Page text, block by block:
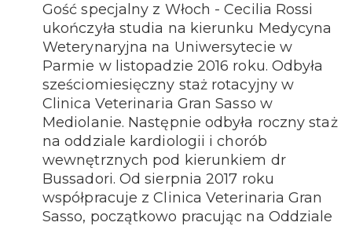
Gość specjalny z Włoch - Cecilia Rossi
ukończyła studia na kierunku Medycyna
Weterynaryjna na Uniwersytecie w
Parmie w listopadzie 2016 roku. Odbyła
sześciomiesięczny staż rotacyjny w
Clinica Veterinaria Gran Sasso w
Mediolanie. Następnie odbyła roczny staż
na oddziale kardiologii i chorób
wewnętrznych pod kierunkiem dr
Bussadori. Od sierpnia 2017 roku
współpracuje z Clinica Veterinaria Gran
Sasso, początkowo pracując na Oddziale